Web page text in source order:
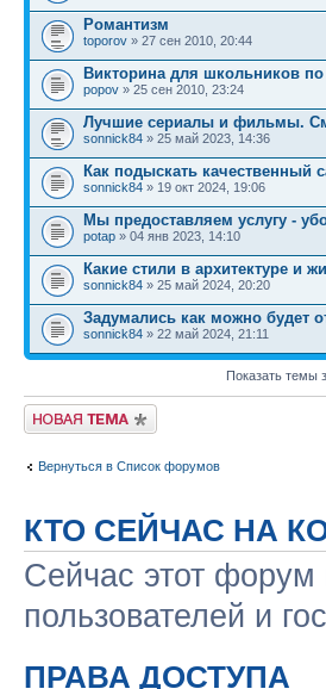
Романтизм
toporov » 27 сен 2010, 20:44
Викторина для школьников
popov » 25 сен 2010, 23:24
Лучшие сериалы и фильмы.
sonnick84 » 25 май 2023, 14:36
Как подыскать качественный
sonnick84 » 19 окт 2024, 19:06
Мы предоставляем услугу -
potap » 04 янв 2023, 14:10
Какие стили в архитектуре и
sonnick84 » 25 май 2024, 20:20
Задумались как можно будет
sonnick84 » 22 май 2024, 21:11
Показать темы
Новая тема
Вернуться в Список форумов
КТО СЕЙЧАС НА
Сейчас этот форум
пользователей и
ПРАВА ДОСТУПА